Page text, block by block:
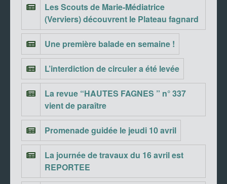
Les Scouts de Marie-Médiatrice
(Verviers) découvrent le Plateau fagnard
Une première balade en semaine !
L’interdiction de circuler a été levée
La revue “HAUTES FAGNES ” n° 337
vient de paraître
Promenade guidée le jeudi 10 avril
La journée de travaux du 16 avril est
REPORTEE